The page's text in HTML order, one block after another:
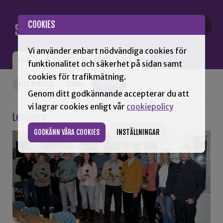
COOKIES
Vi använder enbart nödvändiga cookies för
funktionalitet och säkerhet på sidan samt
cookies för trafikmätning.
Genom ditt godkännande accepterar du att
vi lagrar cookies enligt vår cookiepolicy
GODKÄNN VÅRA COOKIES INSTÄLLNINGAR
NYHETER OPINION TIDNING OM SNN
LEKEBERG
Lekeberg